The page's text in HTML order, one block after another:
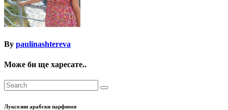
By paulinashtereva
Може би ще харесате..
Луксозни арабски парфюми